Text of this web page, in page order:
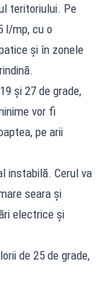
teritoriului. Pe
l/mp, cu o
și în zonele
și 27 de grade,
vor fi
pe arii
instabilă. Cerul va
seara și
electrice și
de 25 de grade,